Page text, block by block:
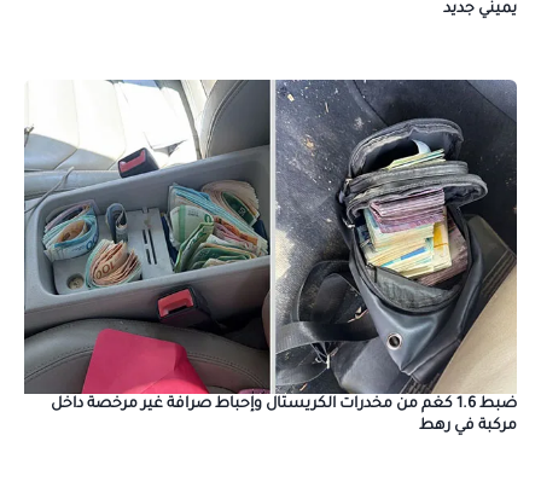
يميني جديد
ضبط 1.6 كغم من مخدرات الكريستال وإحباط صرافة غير مرخصة داخل
مركبة في رهط